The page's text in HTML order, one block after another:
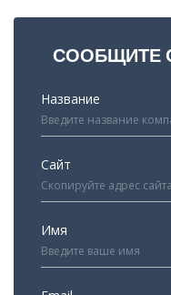
СООБЩИТЕ
Название
Сайт
Имя